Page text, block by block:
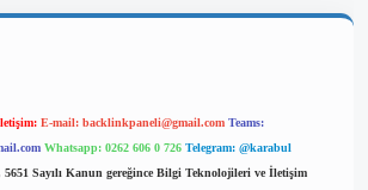
E-mail: backlinkpaneli@gmail.com Teams:
Whatsapp: 0262 606 0 726 Telegram: @karabul
5651 Sayılı Kanun gereğince Bilgi Teknolojileri ve İletişim